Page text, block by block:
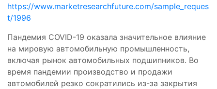
https://www.marketresearchfuture.com/sample_reques
t/1996
Пандемия COVID-19 оказала значительное влияние
на мировую автомобильную промышленность,
включая рынок автомобильных подшипников. Во
время пандемии производство и продажи
автомобилей резко сократились из-за закрытия